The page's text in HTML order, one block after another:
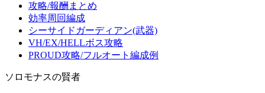
攻略/報酬まとめ
効率周回編成
シーサイドガーディアン(武器)
VH/EX/HELLボス攻略
PROUD攻略/フルオート編成例
ソロモナスの賢者